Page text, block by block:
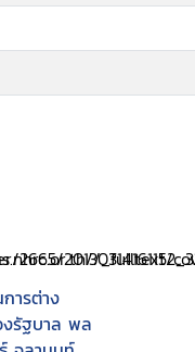
ารต่าง
งรัฐบาล พล